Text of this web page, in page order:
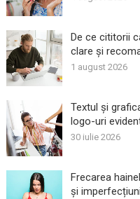
De ce cititorii
clare și
1 august 2026
Textul și
logo-uri
30 iulie 2026
Frecarea
și